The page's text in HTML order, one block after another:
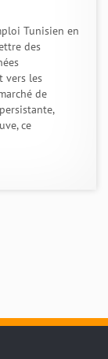
Tunisien en
des
vers les
de
ce